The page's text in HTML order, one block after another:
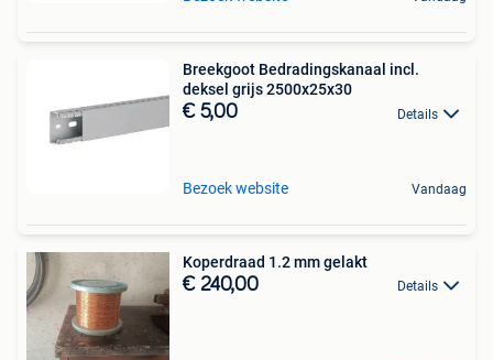
Breekgoot Bedradingskanaal incl.
deksel grijs 2500x25x30
€ 5,00 Details
Bezoek website Vandaag
Koperdraad 1.2 mm gelakt
€ 240,00 Details